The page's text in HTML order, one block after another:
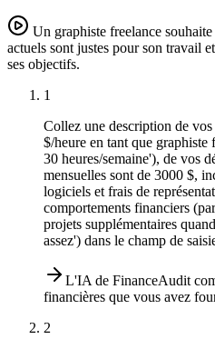
Un graphiste freelance
actuels sont justes pour son travail
ses objectifs.
1
Collez une description de
$/heure en tant que graphiste
30 heures/semaine'), de vos
mensuelles sont de 3000 $,
logiciels et frais de
comportements financiers
projets supplémentaires
assez') dans le champ de
L'IA de FinanceAudit
financières que vous avez
2